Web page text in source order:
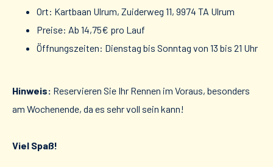
Ort: Kartbaan Ulrum, Zuiderweg 11, 9974 TA Ulrum
Preise: Ab 14,75€ pro Lauf
Öffnungszeiten: Dienstag bis Sonntag von 13 bis 21 Uhr
Hinweis: Reservieren Sie Ihr Rennen im Voraus, besonders
am Wochenende, da es sehr voll sein kann!
Viel Spaß!